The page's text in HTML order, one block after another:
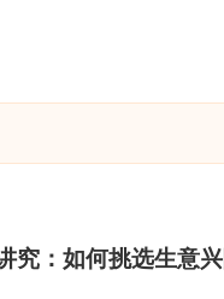
究：如何挑选生意